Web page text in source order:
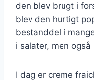
den blev brugt i
blev den hurtigt
bestanddel i
i salater, men
I dag er creme